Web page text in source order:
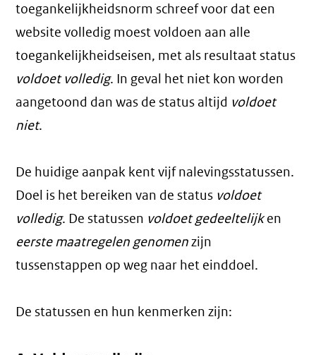
toegankelijkheidsnorm schreef voor dat een
website volledig moest voldoen aan alle
toegankelijkheidseisen, met als resultaat status
voldoet volledig. In geval het niet kon worden
aangetoond dan was de status altijd voldoet
niet.
De huidige aanpak kent vijf nalevingsstatussen.
Doel is het bereiken van de status voldoet
volledig. De statussen voldoet gedeeltelijken
eerste maatregelen genomenzijn
tussenstappen op weg naar het einddoel.
De statussen en hun kenmerken zijn: